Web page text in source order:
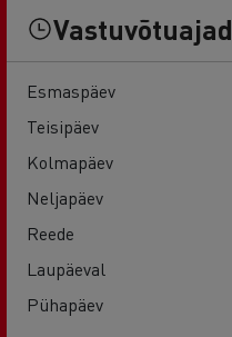
Vastuvõtuajad
Esmaspäev
Teisipäev
Kolmapäev
Neljapäev
Reede
Laupäeval
Pühapäev